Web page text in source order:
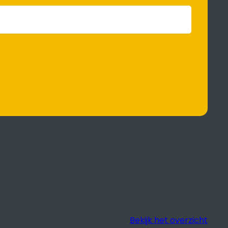
Bekijk het overzicht